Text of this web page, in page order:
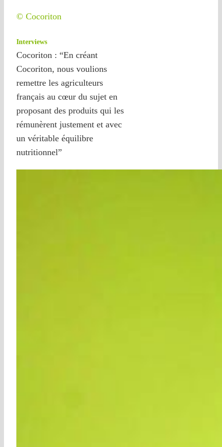
© Cocoriton
Interviews
Cocoriton : “En créant
Cocoriton, nous voulions
remettre les agriculteurs
français au cœur du sujet en
proposant des produits qui les
rémunèrent justement et avec
un véritable équilibre
nutritionnel”